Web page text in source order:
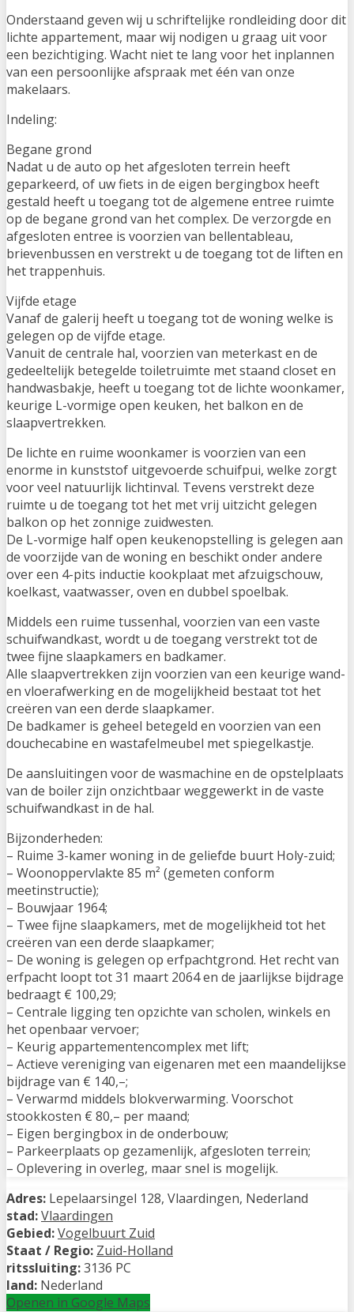
Onderstaand geven wij u schriftelijke rondleiding door dit
lichte appartement, maar wij nodigen u graag uit voor
een bezichtiging. Wacht niet te lang voor het inplannen
van een persoonlijke afspraak met één van onze
makelaars.
Indeling:
Begane grond
Nadat u de auto op het afgesloten terrein heeft
geparkeerd, of uw fiets in de eigen bergingbox heeft
gestald heeft u toegang tot de algemene entree ruimte
op de begane grond van het complex. De verzorgde en
afgesloten entree is voorzien van bellentableau,
brievenbussen en verstrekt u de toegang tot de liften en
het trappenhuis.
Vijfde etage
Vanaf de galerij heeft u toegang tot de woning welke is
gelegen op de vijfde etage.
Vanuit de centrale hal, voorzien van meterkast en de
gedeeltelijk betegelde toiletruimte met staand closet en
handwasbakje, heeft u toegang tot de lichte woonkamer,
keurige L-vormige open keuken, het balkon en de
slaapvertrekken.
De lichte en ruime woonkamer is voorzien van een
enorme in kunststof uitgevoerde schuifpui, welke zorgt
voor veel natuurlijk lichtinval. Tevens verstrekt deze
ruimte u de toegang tot het met vrij uitzicht gelegen
balkon op het zonnige zuidwesten.
De L-vormige half open keukenopstelling is gelegen aan
de voorzijde van de woning en beschikt onder andere
over een 4-pits inductie kookplaat met afzuigschouw,
koelkast, vaatwasser, oven en dubbel spoelbak.
Middels een ruime tussenhal, voorzien van een vaste
schuifwandkast, wordt u de toegang verstrekt tot de
twee fijne slaapkamers en badkamer.
Alle slaapvertrekken zijn voorzien van een keurige wand-
en vloerafwerking en de mogelijkheid bestaat tot het
creëren van een derde slaapkamer.
De badkamer is geheel betegeld en voorzien van een
douchecabine en wastafelmeubel met spiegelkastje.
De aansluitingen voor de wasmachine en de opstelplaats
van de boiler zijn onzichtbaar weggewerkt in de vaste
schuifwandkast in de hal.
Bijzonderheden:
– Ruime 3-kamer woning in de geliefde buurt Holy-zuid;
– Woonoppervlakte 85 m² (gemeten conform
meetinstructie);
– Bouwjaar 1964;
– Twee fijne slaapkamers, met de mogelijkheid tot het
creëren van een derde slaapkamer;
– De woning is gelegen op erfpachtgrond. Het recht van
erfpacht loopt tot 31 maart 2064 en de jaarlijkse bijdrage
bedraagt € 100,29;
– Centrale ligging ten opzichte van scholen, winkels en
het openbaar vervoer;
– Keurig appartementencomplex met lift;
– Actieve vereniging van eigenaren met een maandelijkse
bijdrage van € 140,–;
– Verwarmd middels blokverwarming. Voorschot
stookkosten € 80,– per maand;
– Eigen bergingbox in de onderbouw;
– Parkeerplaats op gezamenlijk, afgesloten terrein;
– Oplevering in overleg, maar snel is mogelijk.
Adres: Lepelaarsingel 128, Vlaardingen, Nederland
stad:Vlaardingen
Gebied:Vogelbuurt Zuid
Staat / Regio: Zuid-Holland
ritssluiting:3136 PC
land: Nederland
Openen in Google Maps